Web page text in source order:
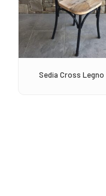
Sedia Cross Legno